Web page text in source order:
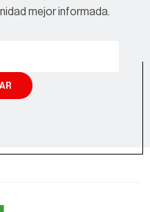
mejor informada.